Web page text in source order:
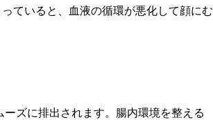
ていると、血液の循環が悪化して顔にむ
ズに排出されます。腸内環境を整える